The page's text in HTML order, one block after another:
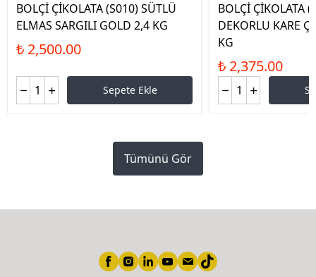
BOLÇİ ÇİKOLATA (S010) SÜTLÜ
ELMAS SARGILI GOLD 2,4 KG
₺ 2,500.00
Sepete Ekle
BOLÇİ ÇİKOLATA
DEKORLU KARE
KG
₺ 2,375.00
Tümünü Gör